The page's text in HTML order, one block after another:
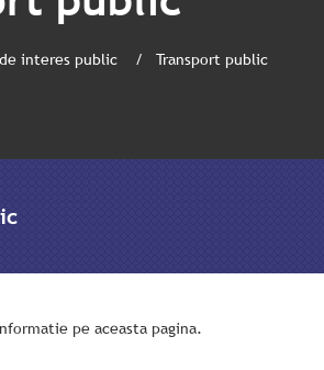
interes public Transport public
pe aceasta pagina.